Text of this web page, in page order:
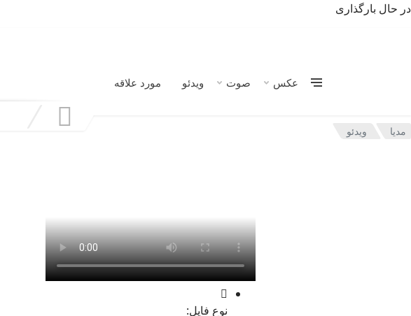
در حال بارگذاری
عکس صوت ویدئو مورد علاقه
مدیا ویدئو
نوع فایل: